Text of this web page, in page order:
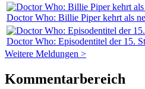
Doctor Who: Billie Piper kehrt als
Doctor Who: Episodentitel der 15.
Weitere Meldungen >
Kommentarbereich